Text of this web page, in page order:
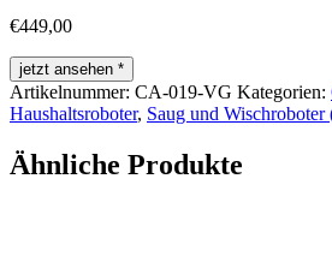
€449,00
jetzt ansehen *
Artikelnummer: CA-019-VG Kategorien:
Haushaltsroboter, Saug und
Ähnliche Produkte